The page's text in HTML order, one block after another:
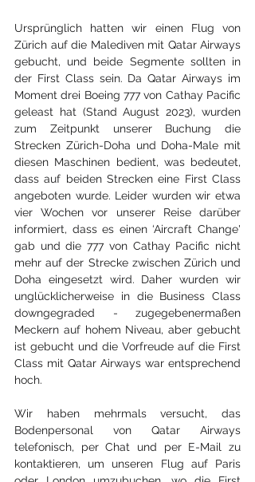
Ursprünglich hatten wir einen Flug von
Zürich auf die Malediven mit Qatar Airways
gebucht, und beide Segmente sollten in
der First Class sein. Da Qatar Airways im
Moment drei Boeing 777 von Cathay Pacific
geleast hat (Stand August 2023), wurden
zum Zeitpunkt unserer Buchung die
Strecken Zürich-Doha und Doha-Male mit
diesen Maschinen bedient, was bedeutet,
dass auf beiden Strecken eine First Class
angeboten wurde. Leider wurden wir etwa
vier Wochen vor unserer Reise darüber
informiert, dass es einen ‘Aircraft Change'
gab und die 777 von Cathay Pacific nicht
mehr auf der Strecke zwischen Zürich und
Doha eingesetzt wird. Daher wurden wir
unglücklicherweise in die Business Class
downgegraded - zugegebenermaßen
Meckern auf hohem Niveau, aber gebucht
ist gebucht und die Vorfreude auf die First
Class mit Qatar Airways war entsprechend
hoch.
Wir haben mehrmals versucht, das
Bodenpersonal von Qatar Airways
telefonisch, per Chat und per E-Mail zu
kontaktieren, um unseren Flug auf Paris